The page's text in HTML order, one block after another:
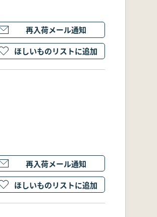
再入荷メール通知
ほしいものリストに追加
再入荷メール通知
ほしいものリストに追加